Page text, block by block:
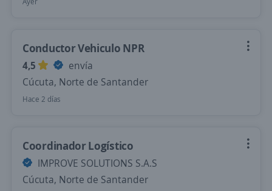
Conductor Vehiculo NPR
4,5
envía
Cúcuta, Norte de Santander
Hace 2 días
Coordinador Logístico
IMPROVE SOLUTIONS S.A.S
Cúcuta, Norte de Santander